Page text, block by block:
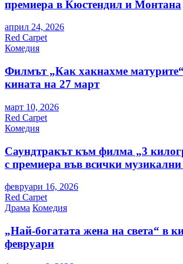
премиера в Кюстендил и Монтана
април 24, 2026
Red Carpet
Комедия
Филмът „Как хакнахме
кината на 27 март
март 10, 2026
Red Carpet
Комедия
Саундтракът към филма „3
с премиера във всички
февруари 16, 2026
Red Carpet
Драма Комедия
„Най-богатата жена на света“ в
февруари